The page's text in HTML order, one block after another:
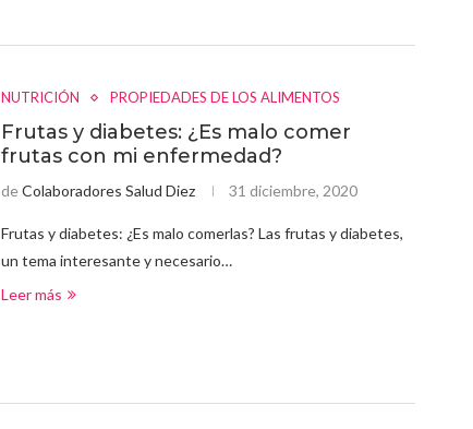
NUTRICIÓN PROPIEDADES DE LOS ALIMENTOS
Frutas y diabetes: ¿Es malo comer
frutas con mi enfermedad?
deColaboradores Salud Diez 31 diciembre, 2020
Frutas y diabetes: ¿Es malo comerlas? Las frutas y diabetes,
un tema interesante y necesario…
Leer más